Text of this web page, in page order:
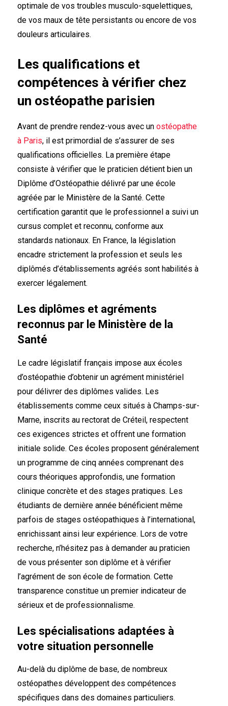
optimale de vos troubles musculo-squelettiques,
de vos maux de tête persistants ou encore de vos
douleurs articulaires.
Les qualifications et
compétences à vérifier chez
un ostéopathe parisien
Avant de prendre rendez-vous avec un ostéopathe
à Paris, il est primordial de s’assurer de ses
qualifications officielles. La première étape
consiste à vérifier que le praticien détient bien un
Diplôme d’Ostéopathie délivré par une école
agréée par le Ministère de la Santé. Cette
certification garantit que le professionnel a suivi un
cursus complet et reconnu, conforme aux
standards nationaux. En France, la législation
encadre strictement la profession et seuls les
diplômés d’établissements agréés sont habilités à
exercer légalement.
Les diplômes et agréments
reconnus par le Ministère de la
Santé
Le cadre législatif français impose aux écoles
d’ostéopathie d’obtenir un agrément ministériel
pour délivrer des diplômes valides. Les
établissements comme ceux situés à Champs-sur-
Marne, inscrits au rectorat de Créteil, respectent
ces exigences strictes et offrent une formation
initiale solide. Ces écoles proposent généralement
un programme de cinq années comprenant des
cours théoriques approfondis, une formation
clinique concrète et des stages pratiques. Les
étudiants de dernière année bénéficient même
parfois de stages ostéopathiques à l’international,
enrichissant ainsi leur expérience. Lors de votre
recherche, n’hésitez pas à demander au praticien
de vous présenter son diplôme et à vérifier
l’agrément de son école de formation. Cette
transparence constitue un premier indicateur de
sérieux et de professionnalisme.
Les spécialisations adaptées à
votre situation personnelle
Au-delà du diplôme de base, de nombreux
ostéopathes développent des compétences
spécifiques dans des domaines particuliers.